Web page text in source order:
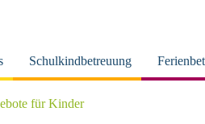
Schulkindbetreuung
für Kinder